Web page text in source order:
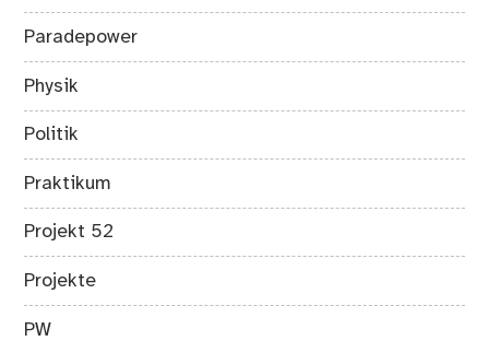
Paradepower
Physik
Politik
Praktikum
Projekt 52
Projekte
PW